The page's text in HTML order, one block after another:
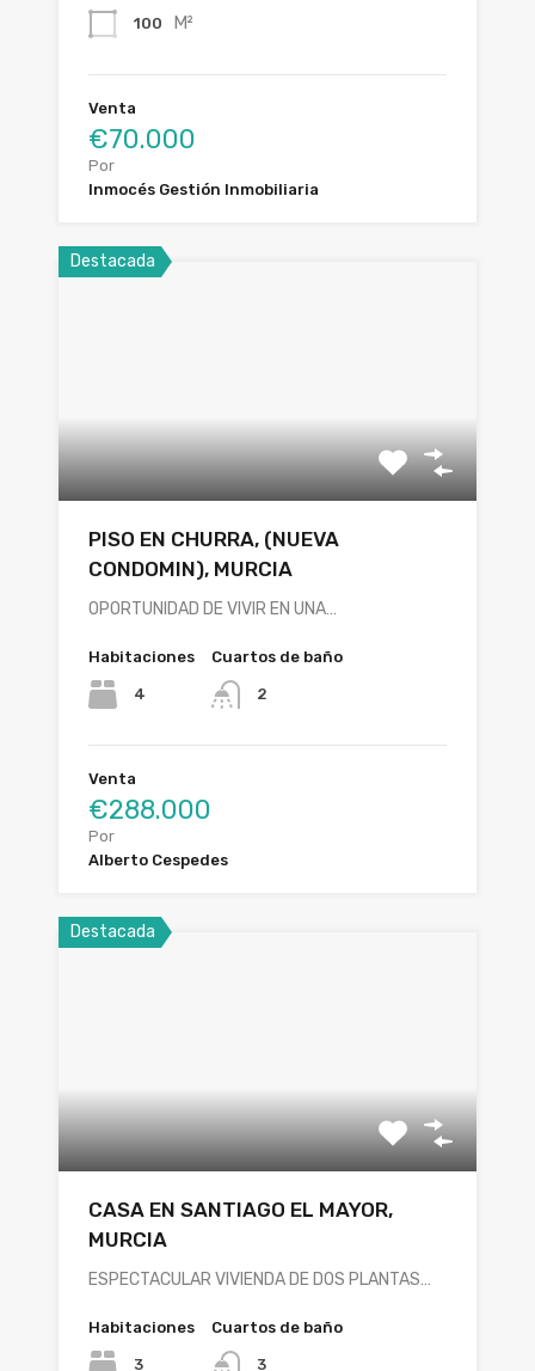
100 M²
Venta
€70.000
Por
Inmocés Gestión Inmobiliaria
Destacada
PISO EN CHURRA, (NUEVA
CONDOMIN), MURCIA
OPORTUNIDAD DE VIVIR EN UNA…
Habitaciones
4
Cuartos de baño
2
Venta
€288.000
Por
Alberto Cespedes
Destacada
CASA EN SANTIAGO EL MAYOR,
MURCIA
ESPECTACULAR VIVIENDA DE DOS PLANTAS…
Habitaciones
3
Cuartos de baño
3